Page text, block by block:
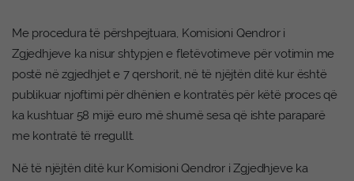
Me procedura të përshpejtuara, Komisioni Qendror i
Zgjedhjeve ka nisur shtypjen e fletëvotimeve për votimin me
postë në zgjedhjet e 7 qershorit, në të njëjtën ditë kur është
publikuar njoftimi për dhënien e kontratës për këtë proces që
ka kushtuar 58 mijë euro më shumë sesa që ishte paraparë
me kontratë të rregullt.
Në të njëjtën ditë kur Komisioni Qendror i Zgjedhjeve ka